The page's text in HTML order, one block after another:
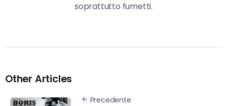
soprattutto fumetti.
Other Articles
Precedente